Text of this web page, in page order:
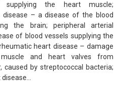
supplying the heart muscle;
disease – a disease of the blood
the brain; peripheral arterial
of blood vessels supplying the
heart disease – damage
and heart valves from
caused by streptococcal bacteria;